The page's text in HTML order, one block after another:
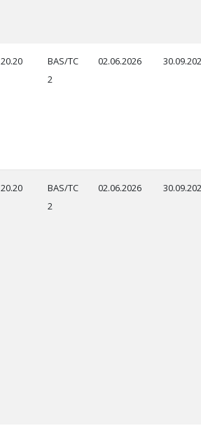
20.20
BAS/TC
2
02.06.2026
20.20
BAS/TC
2
02.06.2026